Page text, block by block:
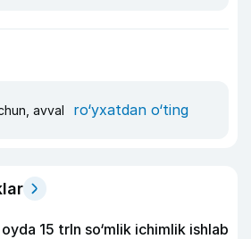
avval ro‘yxatdan o‘ting
15 trln so‘mlik ichimlik ishlab